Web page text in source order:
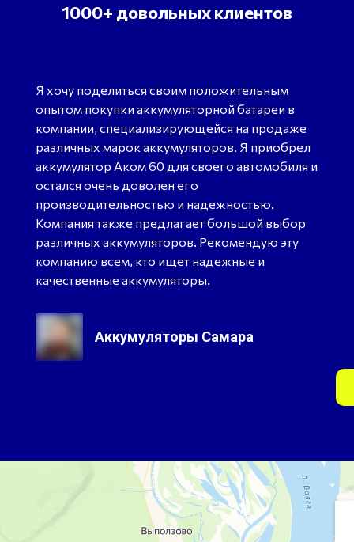
1000+ довольных клиентов
Я хочу поделиться своим положительным
опытом покупки аккумуляторной батареи в
компании, специализирующейся на продаже
различных марок аккумуляторов. Я приобрел
аккумулятор Аком 60 для своего автомобиля и
остался очень доволен его
производительностью и надежностью.
Компания также предлагает большой выбор
различных аккумуляторов. Рекомендую эту
компанию всем, кто ищет надежные и
качественные аккумуляторы.
Аккумуляторы Самара